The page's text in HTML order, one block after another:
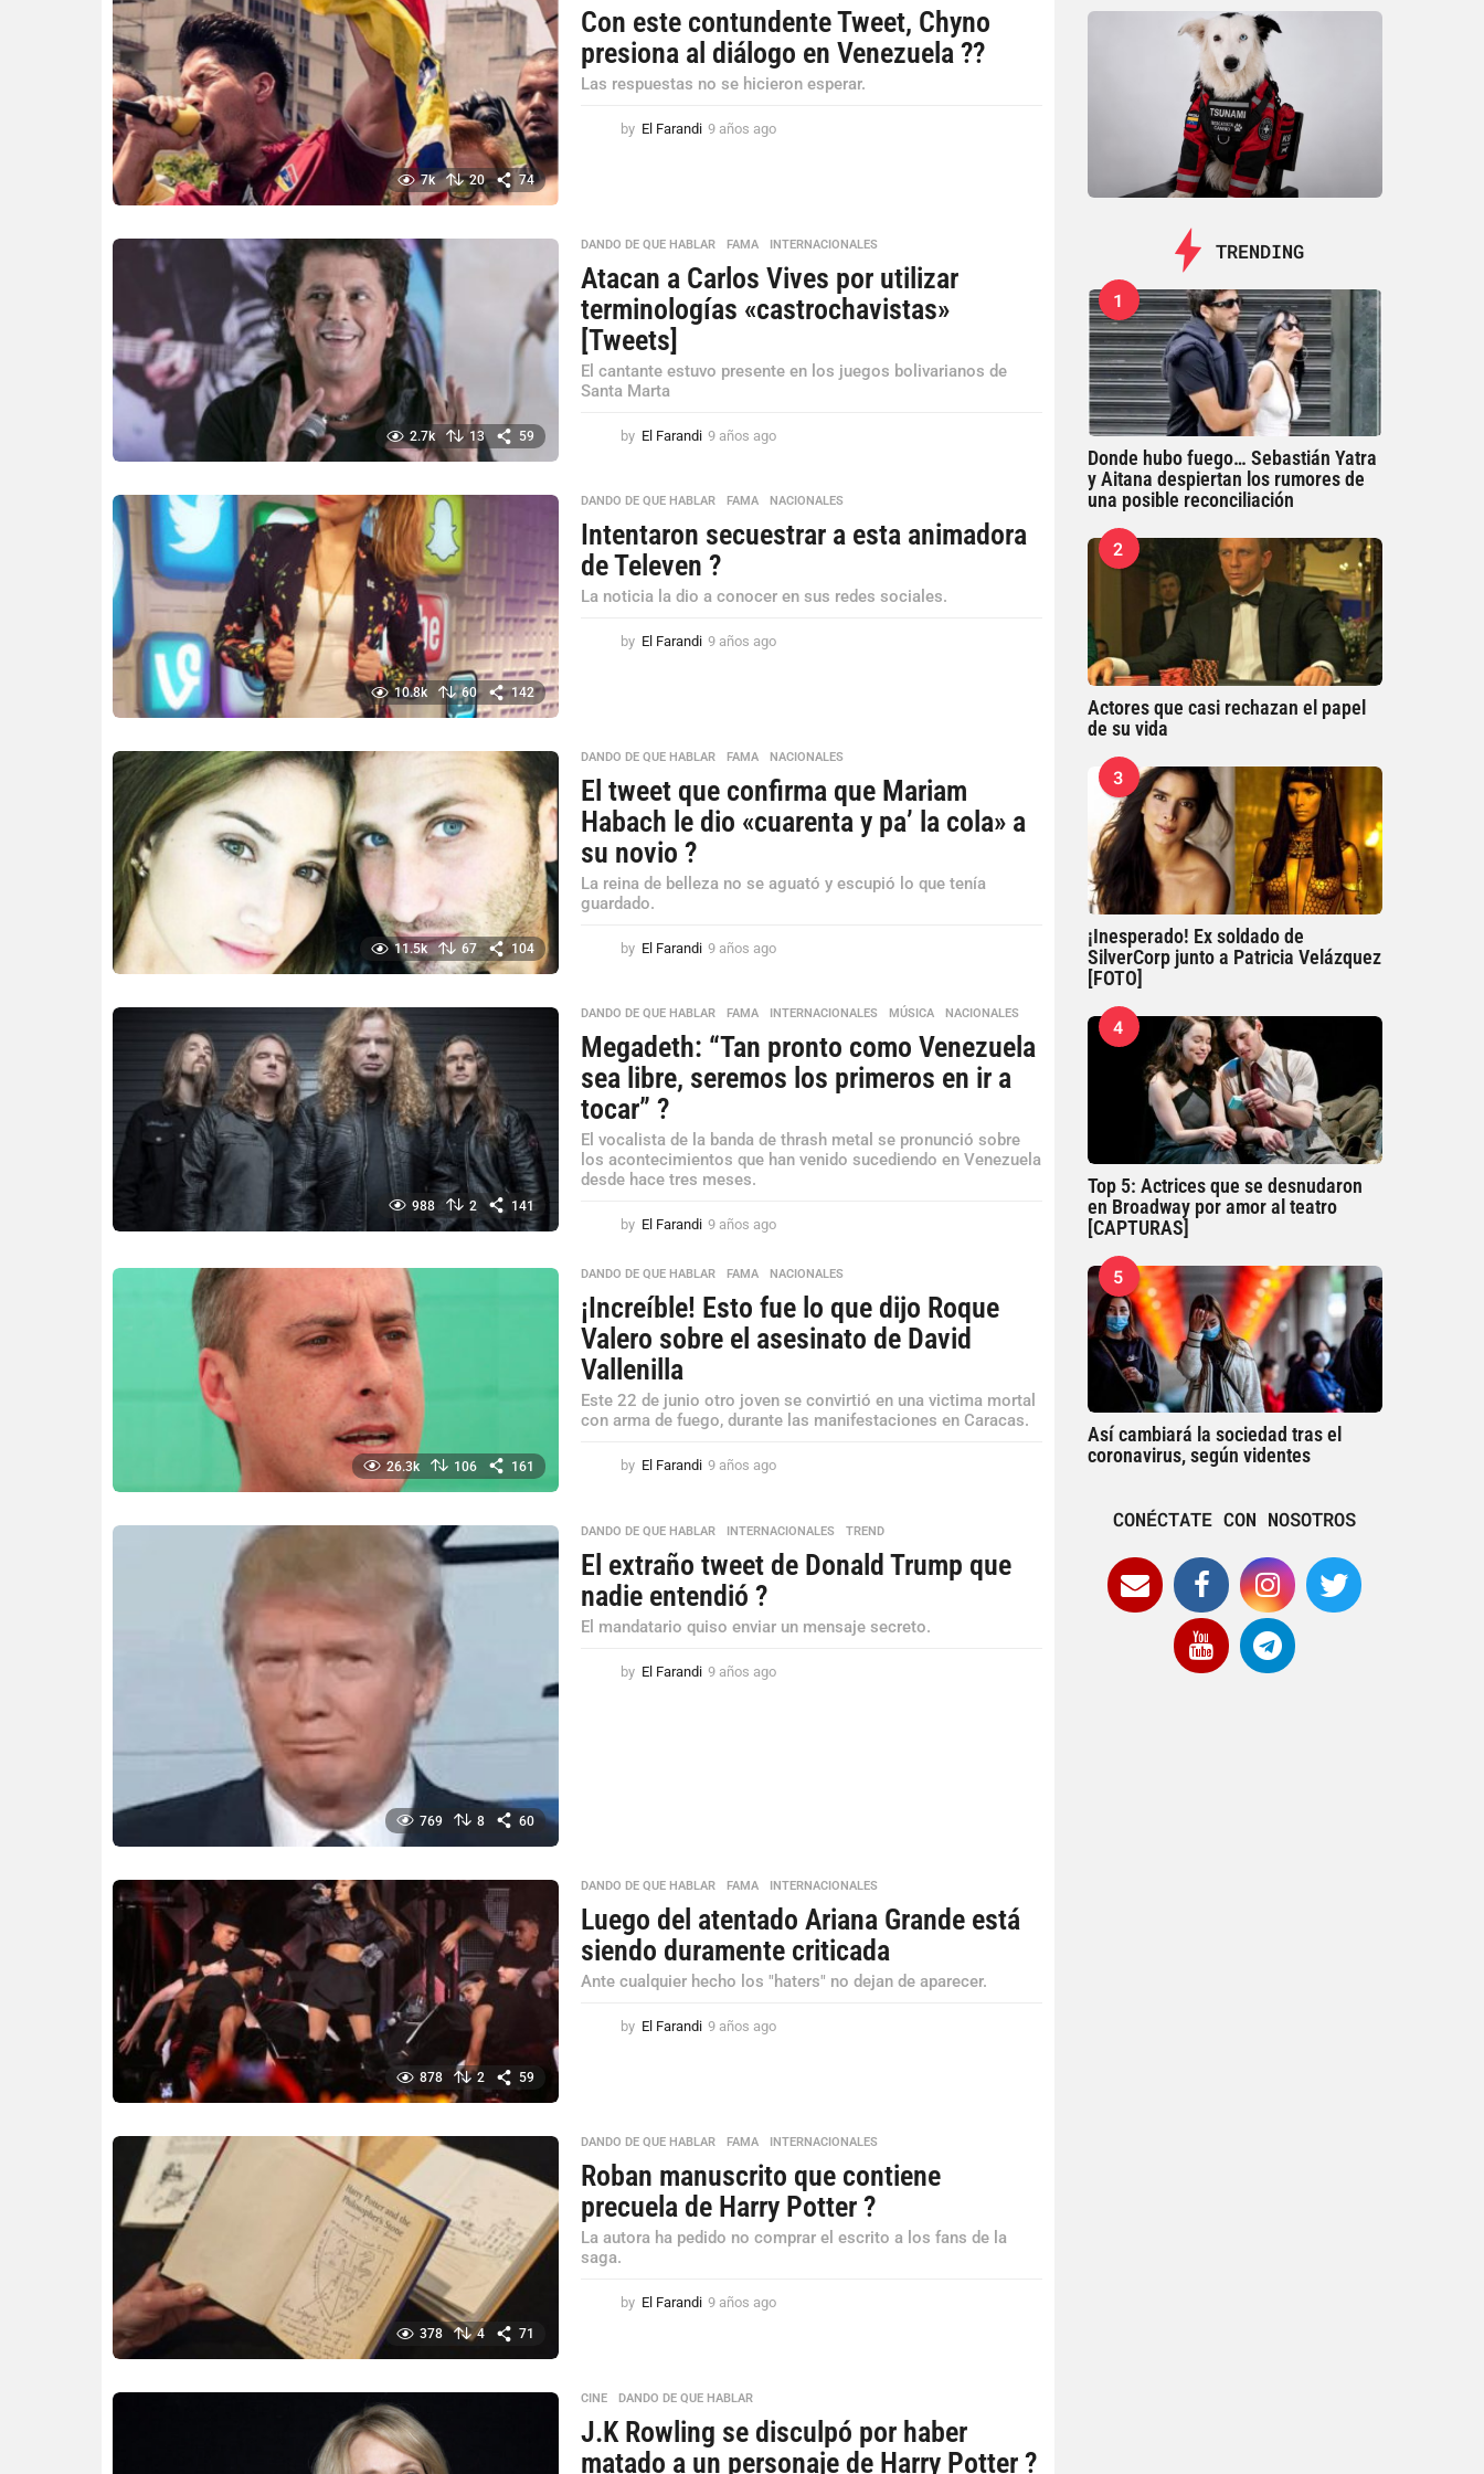
7k 20 74
Con este contundente Tweet, Chyno
presiona al diálogo en Venezuela ??
Las respuestas no se hicieron esperar.
by El Farandi 9 años ago
g
o
2.7k 13 59
DANDO DE QUE HABLAR ,FAMA ,INTERNACIONALES
Atacan a Carlos Vives por utilizar
terminologías «castrochavistas»
[Tweets]
El cantante estuvo presente en los juegos bolivarianos de
Santa Marta
by El Farandi 9 años ago
o
a
10.8k 60 142
DANDO DE QUE HABLAR ,FAMA ,NACIONALES
Intentaron secuestrar a esta animadora
de Televen ?
La noticia la dio a conocer en sus redes sociales.
by El Farandi 9 años ago
o
11.5k 67 104
DANDO DE QUE HABLAR ,FAMA ,NACIONALES
El tweet que confirma que Mariam
Habach le dio «cuarenta y pa’ la cola» a
su novio ?
La reina de belleza no se aguató y escupió lo que tenía
guardado.
by El Farandi 9 años ago
o
a
g
988 2 141
DANDO DE QUE HABLAR ,FAMA INTERNACIONALES ,MÚSICA ,NACIONALES
Megadeth: “Tan pronto como Venezuela
sea libre, seremos los primeros en ir a
tocar” ?
El vocalista de la banda de thrash metal se pronunció sobre
los acontecimientos que han venido sucediendo en Venezuela
desde hace tres meses.
by El Farandi 9 años ago
ñ
s
a
g
26.3k 106 161
DANDO DE QUE HABLAR ,FAMA ,NACIONALES
¡Increíble! Esto fue lo que dijo Roque
Valero sobre el asesinato de David
Vallenilla
Este 22 de junio otro joven se convirtió en una victima mortal
con arma de fuego, durante las manifestaciones en Caracas.
by El Farandi 9 años ago
o
s
a
769 8 60
DANDO DE QUE HABLAR ,INTERNACIONALES ,TREND
El extraño tweet de Donald Trump que
nadie entendió ?
El mandatario quiso enviar un mensaje secreto.
by El Farandi 9 años ago
878 2 59
DANDO DE QUE HABLAR ,FAMA ,INTERNACIONALES
Luego del atentado Ariana Grande está
siendo duramente criticada
Ante cualquier hecho los "haters" no dejan de aparecer.
by El Farandi 9 años ago
o
378 4 71
DANDO DE QUE HABLAR ,FAMA ,INTERNACIONALES
Roban manuscrito que contiene
precuela de Harry Potter ?
La autora ha pedido no comprar el escrito a los fans de la
saga.
by El Farandi 9 años ago
g
CINE ,DANDO DE QUE HABLAR
J.K Rowling se disculpó por haber
matado a un personaje de Harry Potter ?
TRENDING
1
Donde hubo fuego… Sebastián Yatra
y Aitana despiertan los rumores de
una posible reconciliación
2
Actores que casi rechazan el papel
de su vida
3
¡Inesperado! Ex soldado de
SilverCorp junto a Patricia Velázquez
[FOTO]
4
Top 5: Actrices que se desnudaron
en Broadway por amor al teatro
[CAPTURAS]
5
Así cambiará la sociedad tras el
coronavirus, según videntes
CONÉCTATE CON NOSOTROS